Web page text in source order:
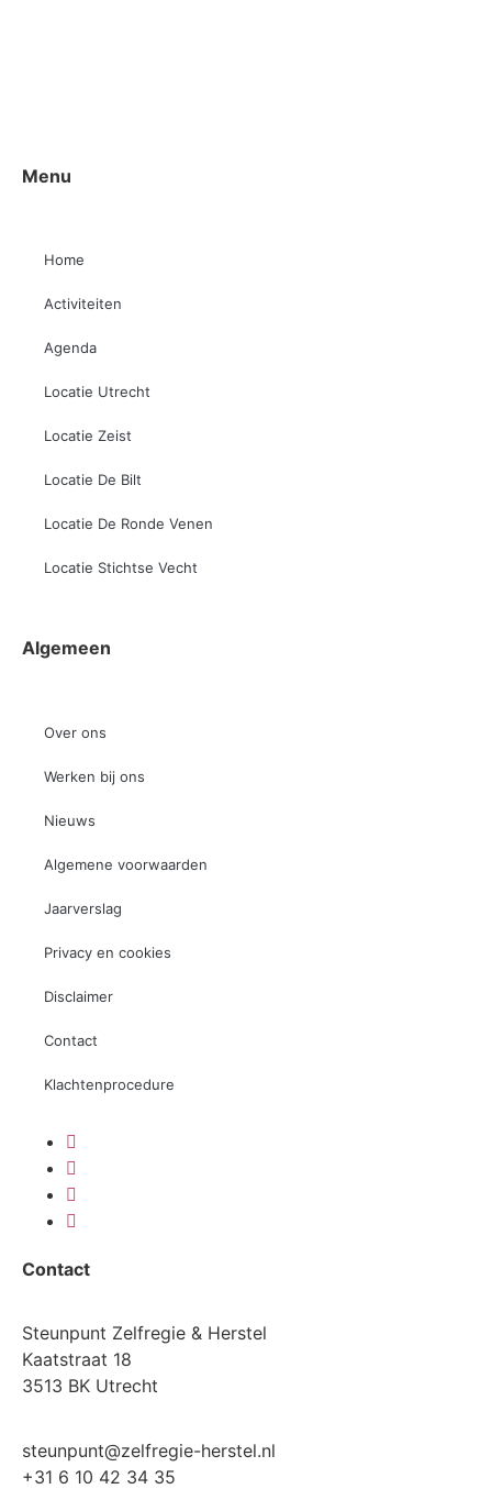
Menu
Home
Activiteiten
Agenda
Locatie Utrecht
Locatie Zeist
Locatie De Bilt
Locatie De Ronde Venen
Locatie Stichtse Vecht
Algemeen
Over ons
Werken bij ons
Nieuws
Algemene voorwaarden
Jaarverslag
Privacy en cookies
Disclaimer
Contact
Klachtenprocedure
Contact
Steunpunt Zelfregie & Herstel
Kaatstraat 18
3513 BK Utrecht
steunpunt@zelfregie-herstel.nl
+31 6 10 42 34 35